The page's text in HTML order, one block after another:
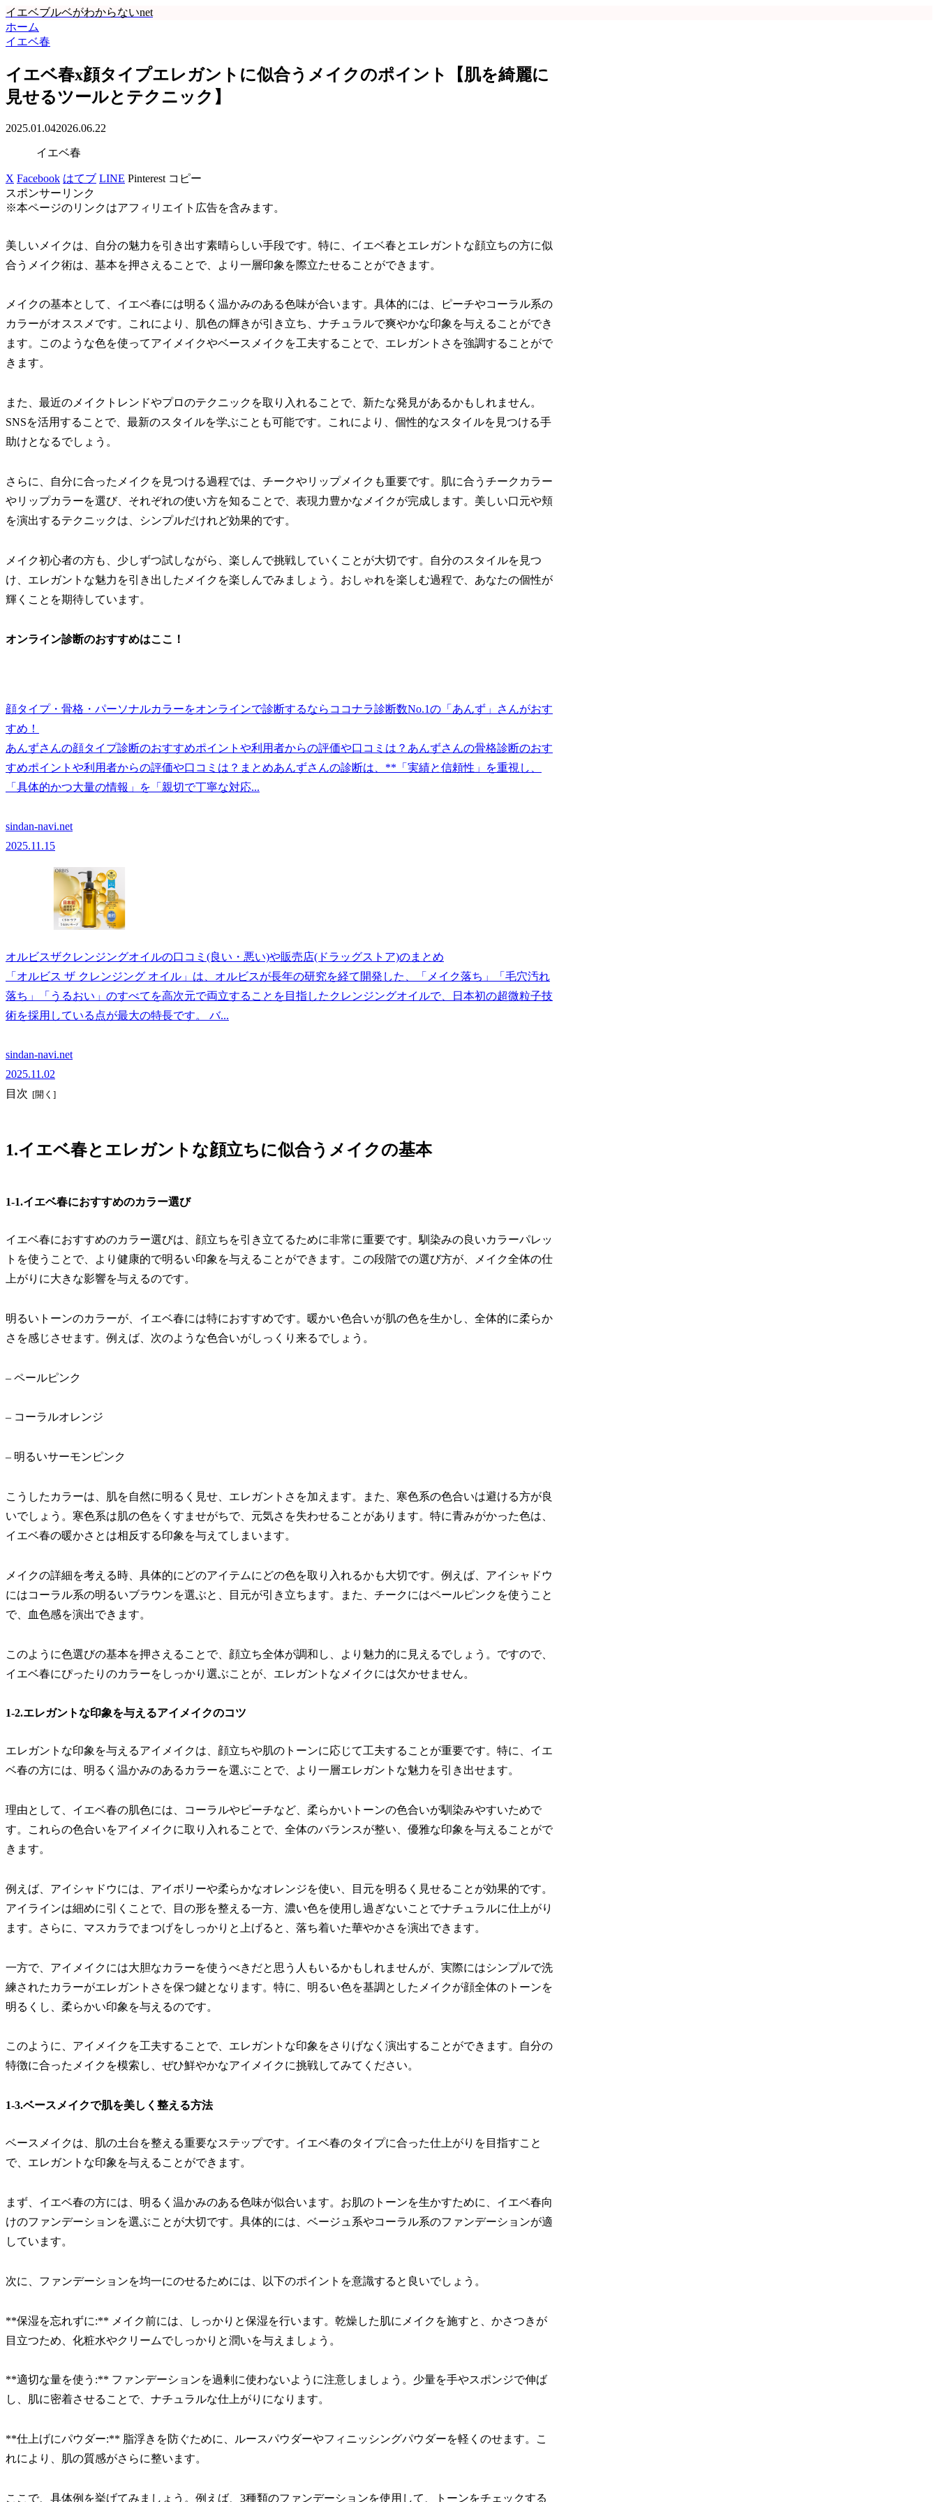
イエベブルベがわからないnet
ホーム
イエベ春
イエベ春x顔タイプエレガントに似合うメイクのポイント【肌を綺麗に
見せるツールとテクニック】
2025.01.042026.06.22
イエベ春
X Facebook はてブ LINE Pinterest コピー
スポンサーリンク
※本ページのリンクはアフィリエイト広告を含みます。
美しいメイクは、自分の魅力を引き出す素晴らしい手段です。特に、イエベ春とエレガントな顔立ちの方に似
合うメイク術は、基本を押さえることで、より一層印象を際立たせることができます。
メイクの基本として、イエベ春には明るく温かみのある色味が合います。具体的には、ピーチやコーラル系の
カラーがオススメです。これにより、肌色の輝きが引き立ち、ナチュラルで爽やかな印象を与えることができ
ます。このような色を使ってアイメイクやベースメイクを工夫することで、エレガントさを強調することがで
きます。
また、最近のメイクトレンドやプロのテクニックを取り入れることで、新たな発見があるかもしれません。
SNSを活用することで、最新のスタイルを学ぶことも可能です。これにより、個性的なスタイルを見つける手
助けとなるでしょう。
さらに、自分に合ったメイクを見つける過程では、チークやリップメイクも重要です。肌に合うチークカラー
やリップカラーを選び、それぞれの使い方を知ることで、表現力豊かなメイクが完成します。美しい口元や頬
を演出するテクニックは、シンプルだけれど効果的です。
メイク初心者の方も、少しずつ試しながら、楽しんで挑戦していくことが大切です。自分のスタイルを見つ
け、エレガントな魅力を引き出したメイクを楽しんでみましょう。おしゃれを楽しむ過程で、あなたの個性が
輝くことを期待しています。
オンライン診断のおすすめはここ！
顔タイプ・骨格・パーソナルカラーをオンラインで診断するならココナラ診断数No.1の「あんず」さんがおす
すめ！
あんずさんの顔タイプ診断のおすすめポイントや利用者からの評価や口コミは？あんずさんの骨格診断のおす
すめポイントや利用者からの評価や口コミは？まとめあんずさんの診断は、**「実績と信頼性」を重視し、
「具体的かつ大量の情報」を「親切で丁寧な対応...
sindan-navi.net
2025.11.15
オルビスザクレンジングオイルの口コミ(良い・悪い)や販売店(ドラッグストア)のまとめ
「オルビス ザ クレンジング オイル」は、オルビスが長年の研究を経て開発した、「メイク落ち」「毛穴汚れ
落ち」「うるおい」のすべてを高次元で両立することを目指したクレンジングオイルで、日本初の超微粒子技
術を採用している点が最大の特長です。 バ...
sindan-navi.net
2025.11.02
目次
1.イエベ春とエレガントな顔立ちに似合うメイクの基本
1-1.イエベ春におすすめのカラー選び
イエベ春におすすめのカラー選びは、顔立ちを引き立てるために非常に重要です。馴染みの良いカラーパレッ
トを使うことで、より健康的で明るい印象を与えることができます。この段階での選び方が、メイク全体の仕
上がりに大きな影響を与えるのです。
明るいトーンのカラーが、イエベ春には特におすすめです。暖かい色合いが肌の色を生かし、全体的に柔らか
さを感じさせます。例えば、次のような色合いがしっくり来るでしょう。
– ペールピンク
– コーラルオレンジ
– 明るいサーモンピンク
こうしたカラーは、肌を自然に明るく見せ、エレガントさを加えます。また、寒色系の色合いは避ける方が良
いでしょう。寒色系は肌の色をくすませがちで、元気さを失わせることがあります。特に青みがかった色は、
イエベ春の暖かさとは相反する印象を与えてしまいます。
メイクの詳細を考える時、具体的にどのアイテムにどの色を取り入れるかも大切です。例えば、アイシャドウ
にはコーラル系の明るいブラウンを選ぶと、目元が引き立ちます。また、チークにはペールピンクを使うこと
で、血色感を演出できます。
このように色選びの基本を押さえることで、顔立ち全体が調和し、より魅力的に見えるでしょう。ですので、
イエベ春にぴったりのカラーをしっかり選ぶことが、エレガントなメイクには欠かせません。
1-2.エレガントな印象を与えるアイメイクのコツ
エレガントな印象を与えるアイメイクは、顔立ちや肌のトーンに応じて工夫することが重要です。特に、イエ
ベ春の方には、明るく温かみのあるカラーを選ぶことで、より一層エレガントな魅力を引き出せます。
理由として、イエベ春の肌色には、コーラルやピーチなど、柔らかいトーンの色合いが馴染みやすいためで
す。これらの色合いをアイメイクに取り入れることで、全体のバランスが整い、優雅な印象を与えることがで
きます。
例えば、アイシャドウには、アイボリーや柔らかなオレンジを使い、目元を明るく見せることが効果的です。
アイラインは細めに引くことで、目の形を整える一方、濃い色を使用し過ぎないことでナチュラルに仕上がり
ます。さらに、マスカラでまつげをしっかりと上げると、落ち着いた華やかさを演出できます。
一方で、アイメイクには大胆なカラーを使うべきだと思う人もいるかもしれませんが、実際にはシンプルで洗
練されたカラーがエレガントさを保つ鍵となります。特に、明るい色を基調としたメイクが顔全体のトーンを
明るくし、柔らかい印象を与えるのです。
このように、アイメイクを工夫することで、エレガントな印象をさりげなく演出することができます。自分の
特徴に合ったメイクを模索し、ぜひ鮮やかなアイメイクに挑戦してみてください。
1-3.ベースメイクで肌を美しく整える方法
ベースメイクは、肌の土台を整える重要なステップです。イエベ春のタイプに合った仕上がりを目指すこと
で、エレガントな印象を与えることができます。
まず、イエベ春の方には、明るく温かみのある色味が似合います。お肌のトーンを生かすために、イエベ春向
けのファンデーションを選ぶことが大切です。具体的には、ベージュ系やコーラル系のファンデーションが適
しています。
次に、ファンデーションを均一にのせるためには、以下のポイントを意識すると良いでしょう。
**保湿を忘れずに:** メイク前には、しっかりと保湿を行います。乾燥した肌にメイクを施すと、かさつきが
目立つため、化粧水やクリームでしっかりと潤いを与えましょう。
**適切な量を使う:** ファンデーションを過剰に使わないように注意しましょう。少量を手やスポンジで伸ば
し、肌に密着させることで、ナチュラルな仕上がりになります。
**仕上げにパウダー:** 脂浮きを防ぐために、ルースパウダーやフィニッシングパウダーを軽くのせます。こ
れにより、肌の質感がさらに整います。
ここで、具体例を挙げてみましょう。例えば、3種類のファンデーションを使用して、トーンをチェックする